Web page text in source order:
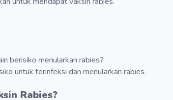
berisiko menularkan rabies?
untuk terinfeksi dan menularkan rabies.
Rabies?